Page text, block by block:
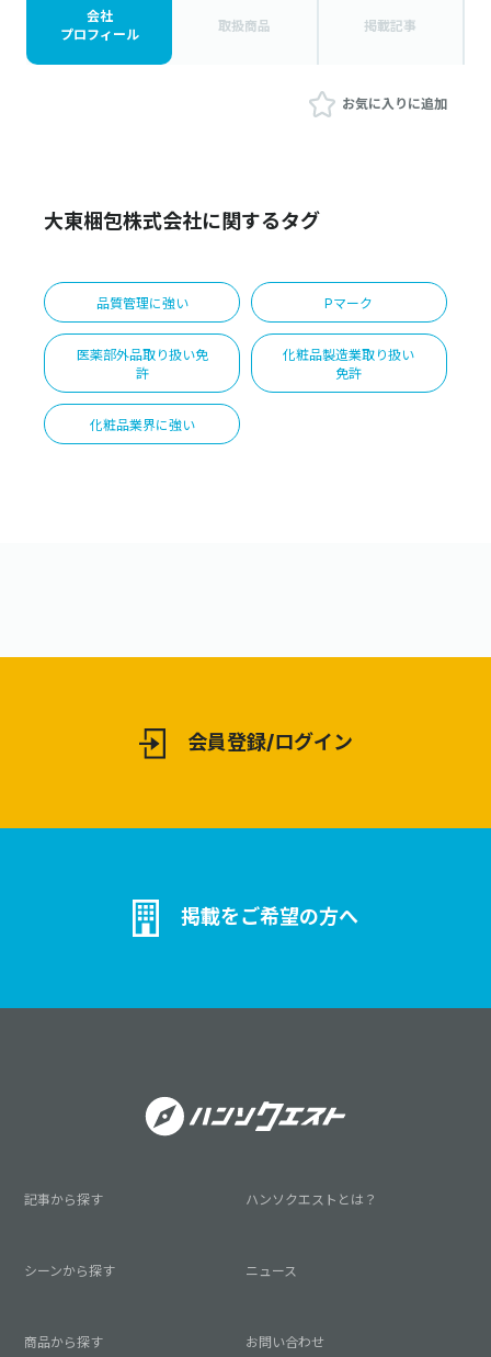
会社
プロフィール
取扱商品 掲載記事
お気に入りに追加
大東梱包株式会社に関するタグ
品質管理に強い Pマーク
医薬部外品取り扱い免
許
化粧品製造業取り扱い
免許
化粧品業界に強い
会員登録/ログイン
掲載をご希望の方へ
記事から探す
シーンから探す
商品から探す
ハンソクエストとは？
ニュース
お問い合わせ